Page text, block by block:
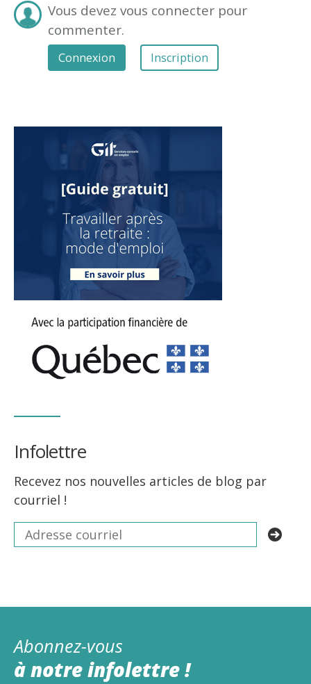
Vous devez vous connecter pour
commenter.
Connexion Inscription
Infolettre
Recevez nos nouvelles articles de blog par
courriel !
Abonnez-vous
à notre infolettre !